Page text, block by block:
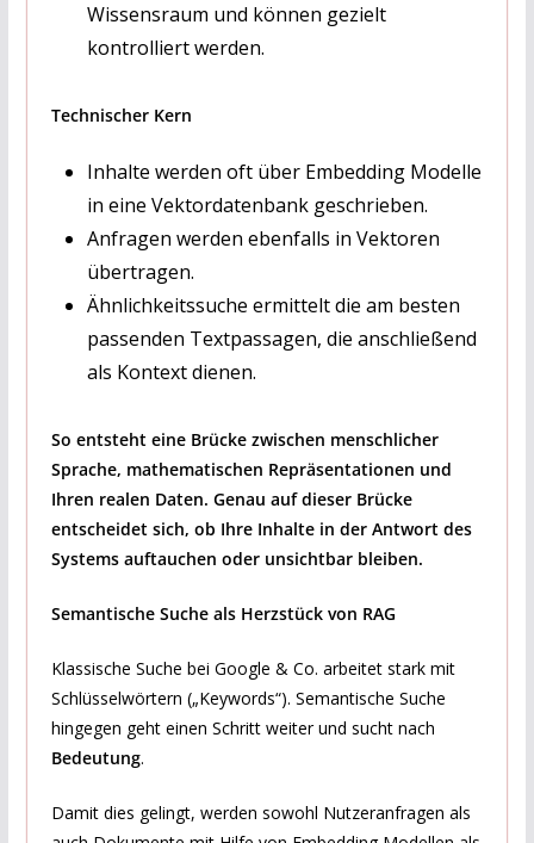
Wissensraum und können gezielt
kontrolliert werden.
Technischer Kern
Inhalte werden oft über Embedding Modelle
in eine Vektordatenbank geschrieben.
Anfragen werden ebenfalls in Vektoren
übertragen.
Ähnlichkeitssuche ermittelt die am besten
passenden Textpassagen, die anschließend
als Kontext dienen.
So entsteht eine Brücke zwischen menschlicher
Sprache, mathematischen Repräsentationen und
Ihren realen Daten. Genau auf dieser Brücke
entscheidet sich, ob Ihre Inhalte in der Antwort des
Systems auftauchen oder unsichtbar bleiben.
Semantische Suche als Herzstück von RAG
Klassische Suche bei Google & Co. arbeitet stark mit
Schlüsselwörtern („Keywords“). Semantische Suche
hingegen geht einen Schritt weiter und sucht nach
Bedeutung.
Damit dies gelingt, werden sowohl Nutzeranfragen als